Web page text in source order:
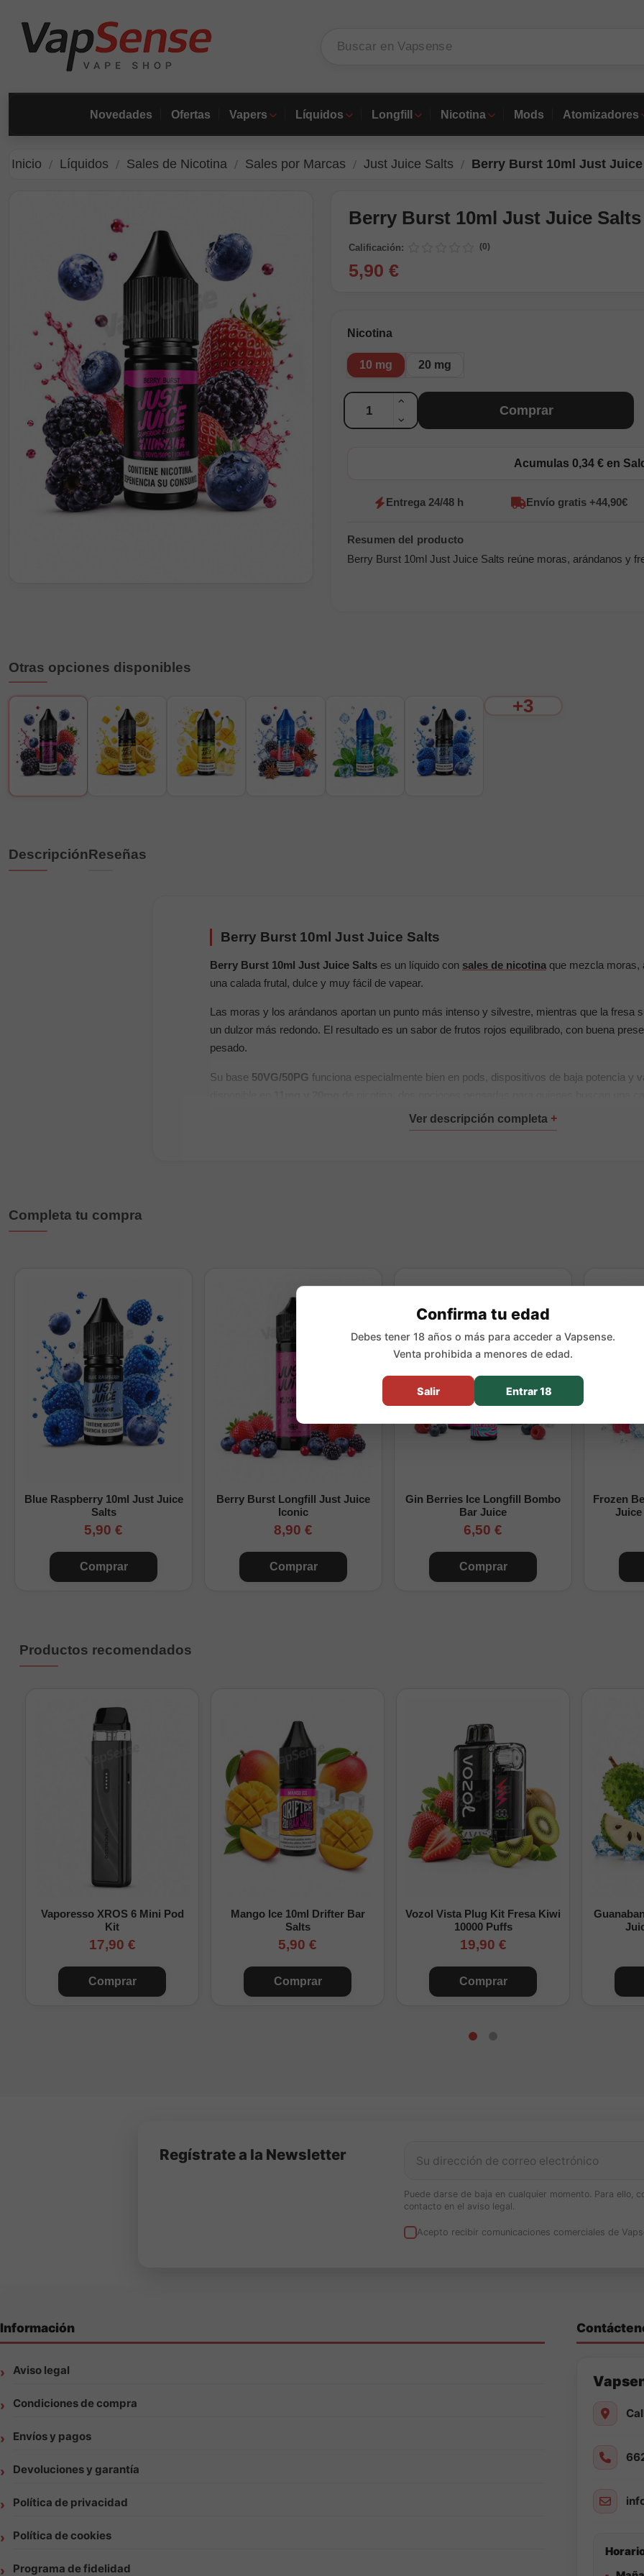
Novedades Ofertas Vapers Líquidos Longfill Nicotina Mods Atomizadores
Inicio Líquidos Sales de Nicotina Sales por Marcas Just Juice Salts Berry Burst 10ml Just
Berry Burst 10ml Just Juice Salts
Calificación: (0)
5,90 €
Nicotina
10 mg 20 mg
Cantidad
Comprar
Acumulas 0,34 € en
Entrega 24/48 h Envío gratis +44,90€
Berry Burst 10ml Just Juice Salts reúne moras, arándanos y
Otras opciones disponibles
+3
DescripciónReseñas
Berry Burst 10ml Just Juice Salts
Berry Burst 10ml Just Juice Salts es un líquido con sales de nicotina que mezcla moras,
una calada frutal, dulce y muy fácil de vapear.
Las moras y los arándanos aportan un punto más intenso y silvestre, mientras que la fresa
un dulzor más redondo. El resultado es un sabor de frutos rojos equilibrado, con buena
pesado.
Su base 50VG/50PG funciona especialmente bien en pods, dispositivos de baja potencia y
sales de nicotina
Composición:
pods y vapeo MTL
Una buena elección si buscas unas sales de nicotina de frutos rojos, con sabor marcado a
cómoda para el día a día.
Completa tu compra
Blue Raspberry 10ml Just Juice
Salts
5,90 €
Comprar
Berry Burst Longfill Just Juice
Iconic
8,90 €
Comprar
Gin Berries Ice Longfill Bombo
Bar Juice
6,50 €
Comprar
Frozen
Juice
Productos recomendados
Vaporesso XROS 6 Mini Pod
Kit
17,90 €
Comprar
Mango Ice 10ml Drifter Bar
Salts
5,90 €
Comprar
Vozol Vista Plug Kit Fresa Kiwi
10000 Puffs
19,90 €
Comprar
Regístrate a la Newsletter
Puede darse de baja en cualquier momento. Para ello,
contacto en el aviso legal.
Acepto recibir comunicaciones comerciales de
Información
Aviso legal
Condiciones de compra
Envíos y pagos
Devoluciones y garantía
Política de privacidad
Política de cookies
Programa de fidelidad
Confirma tu edad
Debes tener 18 años o más para acceder a Vapsense.
Venta prohibida a menores de edad.
Salir Entrar 18